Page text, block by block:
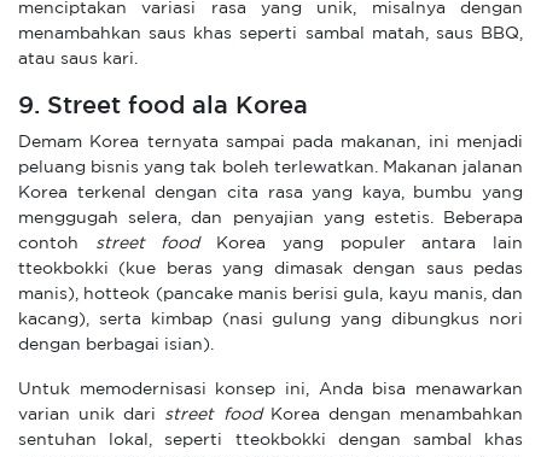
menciptakan variasi rasa yang unik, misalnya dengan
menambahkan saus khas seperti sambal matah, saus BBQ,
atau saus kari.
9. Street food ala Korea
Demam Korea ternyata sampai pada makanan, ini menjadi
peluang bisnis yang tak boleh terlewatkan. Makanan jalanan
Korea terkenal dengan cita rasa yang kaya, bumbu yang
menggugah selera, dan penyajian yang estetis. Beberapa
contoh
street foodKorea yang populer antara lain
tteokbokki (kue beras yang dimasak dengan saus pedas
manis), hotteok (pancake manis berisi gula, kayu manis, dan
kacang), serta kimbap (nasi gulung yang dibungkus nori
dengan berbagai isian).
Untuk memodernisasi konsep ini, Anda bisa menawarkan
varian unik dari street foodKorea dengan menambahkan
sentuhan lokal, seperti tteokbokki dengan sambal khas